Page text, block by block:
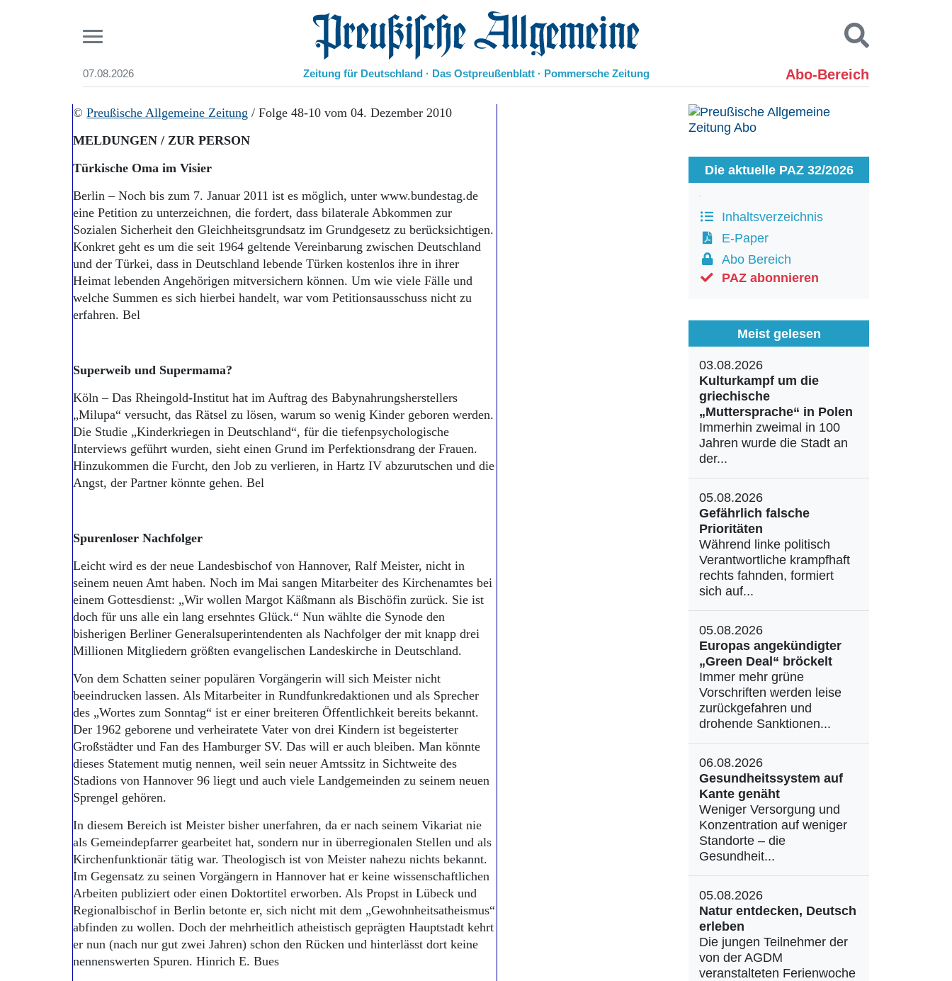
07.08.2026 Preußische Allgemeine Zeitung
Zeitung für Deutschland · Das Ostpreußenblatt · Pommersche Zeitung Abo-Bereich
Start
Aktuelle Ausgabe
Abonnent werden
Abo Prämien
Archiv
Mediadaten
Leben
Geschichte
Ostpreußen
Pommern
Berlin-Brandenburg
Schlesien
Danzig und Westpreußen
Bücher
Kontakt
Suchen und finden
© Preußische Allgemeine Zeitung / Folge 48-10 vom 04. Dezember 2010
MELDUNGEN / ZUR PERSON
Türkische Oma im Visier
Berlin – Noch bis zum 7. Januar 2011 ist es möglich, unter www.bundestag.de
eine Petition zu unterzeichnen, die fordert, dass bilaterale Abkommen zur
Sozialen Sicherheit den Gleichheitsgrundsatz im Grundgesetz zu berück­sichtigen.
Konkret geht es um die seit 1964 geltende Vereinbarung zwischen Deutschland
und der Türkei, dass in Deutschland lebende Türken kostenlos ihre in ihrer
Heimat lebenden Angehörigen mitversichern können. Um wie viele Fälle und
welche Summen es sich hierbei handelt, war vom Petitionsausschuss nicht zu
erfahren. Bel
Superweib und Supermama?
Köln – Das Rheingold-Institut hat im Auftrag des Babynahrungsherstellers
„Milupa“ versucht, das Rätsel zu lösen, warum so wenig Kinder geboren werden.
Die Studie „Kinderkriegen in Deutschland“, für die tiefenpsychologische
Interviews geführt wurden, sieht einen Grund im Perfektionsdrang der Frauen.
Hinzukommen die Furcht, den Job zu verlieren, in Hartz IV abzurutschen und die
Angst, der Partner könnte gehen. Bel
Spurenloser Nachfolger
Leicht wird es der neue Landesbischof von Hannover, Ralf Meister, nicht in
seinem neuen Amt haben. Noch im Mai sangen Mitarbeiter des Kirchenamtes bei
einem Gottesdienst: „Wir wollen Margot Käßmann als Bischöfin zurück. Sie ist
doch für uns alle ein lang ersehntes Glück.“ Nun wählte die Synode den
bisherigen Berliner Generalsuperintendenten als Nachfolger der mit knapp drei
Millionen Mitgliedern größten evangelischen Landeskirche in Deutschland.
Von dem Schatten seiner populären Vorgängerin will sich Meister nicht
beeindrucken lassen. Als Mitarbeiter in Rundfunkredaktionen und als Sprecher
des „Wortes zum Sonntag“ ist er einer breiteren Öffentlichkeit bereits bekannt.
Der 1962 geborene und verheiratete Vater von drei Kindern ist begeisterter
Großstädter und Fan des Hamburger SV. Das will er auch bleiben. Man könnte
dieses Statement mutig nennen, weil sein neuer Amtssitz in Sichtweite des
Stadions von Hannover 96 liegt und auch viele Landgemeinden zu seinem neuen
Sprengel gehören.
In diesem Bereich ist Meister bisher unerfahren, da er nach seinem Vikariat nie
als Gemeinde­pfarrer gearbeitet hat, sondern nur in überregionalen Stellen und als
Kirchenfunktionär tätig war. Theologisch ist von Meister nahezu nichts bekannt.
Im Gegensatz zu seinen Vorgängern in Hannover hat er keine wissenschaftlichen
Arbeiten publiziert oder einen Doktortitel erworben. Als Propst in Lübeck und
Regionalbischof in Berlin betonte er, sich nicht mit dem „Gewohnheitsatheismus“
abfinden zu wollen. Doch der mehrheitlich atheistisch geprägten Hauptstadt kehrt
er nun (nach nur gut zwei Jahren) schon den Rücken und hinterlässt dort keine
nennenswerten Spuren. Hinrich E. Bues
Die aktuelle PAZ 32/2026
Inhaltsverzeichnis
E-Paper
Abo Bereich
PAZ abonnieren
Meist gelesen
03.08.2026
Kulturkampf um die
griechische
„Muttersprache“ in Polen
Immerhin zweimal in 100
Jahren wurde die Stadt an
der...
05.08.2026
Gefährlich falsche
Prioritäten
Während linke politisch
Verantwortliche krampfhaft
rechts fahnden, formiert
sich auf...
05.08.2026
Europas angekündigter
„Green Deal“ bröckelt
Immer mehr grüne
Vorschriften werden leise
zurückgefahren und
drohende Sanktionen...
06.08.2026
Gesundheitssystem auf
Kante genäht
Weniger Versorgung und
Konzentration auf weniger
Standorte – die
Gesundheit...
05.08.2026
Natur entdecken, Deutsch
erleben
Die jungen Teilnehmer der
von der AGDM
veranstalteten Ferienwoche